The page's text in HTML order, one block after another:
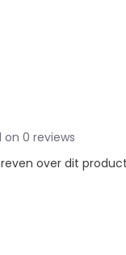
on 0 reviews
over dit